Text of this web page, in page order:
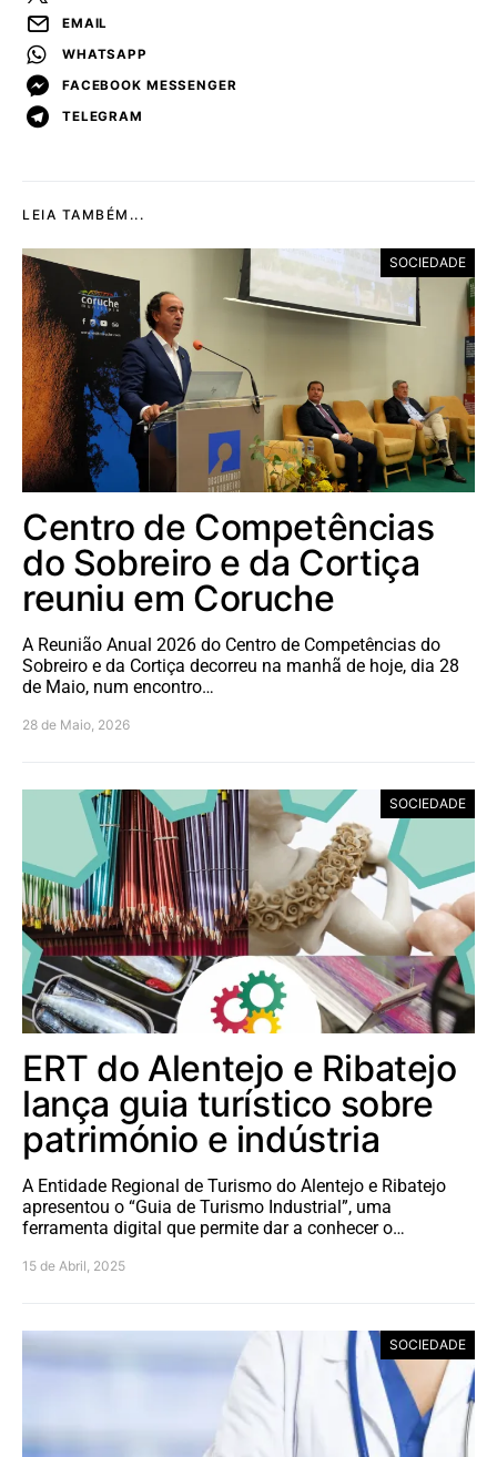
EMAIL
WHATSAPP
FACEBOOK MESSENGER
TELEGRAM
LEIA TAMBÉM...
SOCIEDADE
Centro de Competências
do Sobreiro e da Cortiça
reuniu em Coruche
A Reunião Anual 2026 do Centro de Competências do
Sobreiro e da Cortiça decorreu na manhã de hoje, dia 28
de Maio, num encontro…
28 de Maio, 2026
SOCIEDADE
ERT do Alentejo e Ribatejo
lança guia turístico sobre
património e indústria
A Entidade Regional de Turismo do Alentejo e Ribatejo
apresentou o “Guia de Turismo Industrial”, uma
ferramenta digital que permite dar a conhecer o…
15 de Abril, 2025
SOCIEDADE